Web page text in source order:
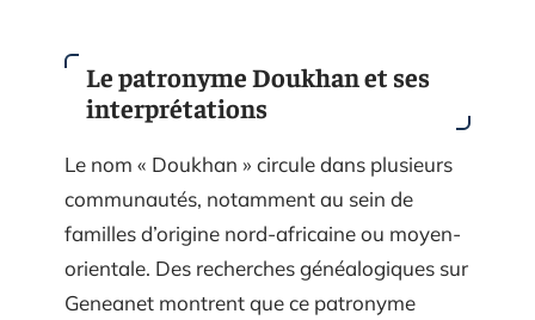
Le patronyme Doukhan et ses
interprétations
Le nom « Doukhan » circule dans plusieurs
communautés, notamment au sein de
familles d’origine nord-africaine ou moyen-
orientale. Des recherches généalogiques sur
Geneanet montrent que ce patronyme